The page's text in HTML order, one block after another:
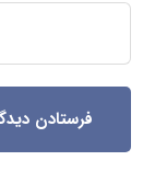
فرستادن